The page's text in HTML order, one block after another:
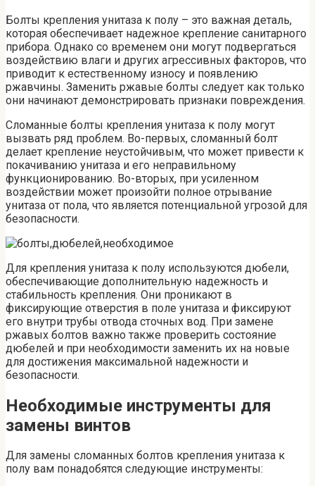
Болты крепления унитаза к полу – это важная деталь,
которая обеспечивает надежное крепление санитарного
прибора. Однако со временем они могут подвергаться
воздействию влаги и других агрессивных факторов, что
приводит к естественному износу и появлению
ржавчины. Заменить ржавые болты следует как только
они начинают демонстрировать признаки повреждения.
Сломанные болты крепления унитаза к полу могут
вызвать ряд проблем. Во-первых, сломанный болт
делает крепление неустойчивым, что может привести к
покачиванию унитаза и его неправильному
функционированию. Во-вторых, при усиленном
воздействии может произойти полное отрывание
унитаза от пола, что является потенциальной угрозой для
безопасности.
Для крепления унитаза к полу используются дюбели,
обеспечивающие дополнительную надежность и
стабильность крепления. Они проникают в
фиксирующие отверстия в поле унитаза и фиксируют
его внутри трубы отвода сточных вод. При замене
ржавых болтов важно также проверить состояние
дюбелей и при необходимости заменить их на новые
для достижения максимальной надежности и
безопасности.
Необходимые инструменты для
замены винтов
Для замены сломанных болтов крепления унитаза к
полу вам понадобятся следующие инструменты: